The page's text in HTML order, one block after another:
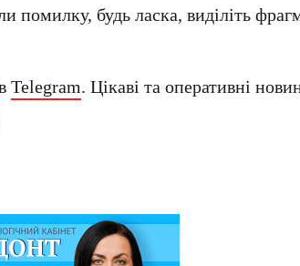
будь ласка, виділіть
Telegram. Цікаві та оперативні